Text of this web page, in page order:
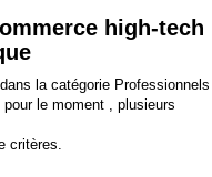
high-tech
la catégorie Professionnels
le moment , plusieurs
critères.